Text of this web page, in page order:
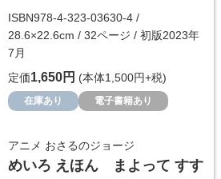
ISBN978-4-323-03630-4 /
28.6×22.6cm / 32ページ / 初版2023年
7月
定価1,650円 (本体1,500円+税)
在庫あり 電子書籍あり
アニメ おさるのジョージ
めいろ えほん まよって すす